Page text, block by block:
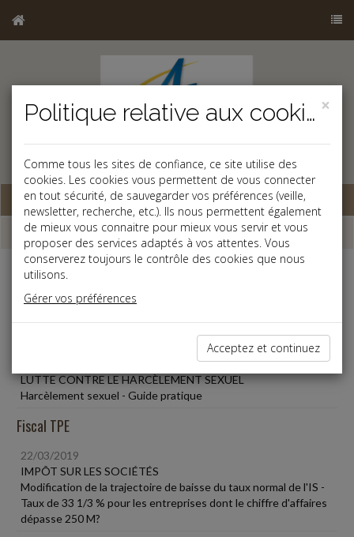
Base documentaire
Dépêches
Liste des dernières dépêches
LUTTE CONTRE LE HARCÈLEMENT SEXUEL
Harcèlement sexuel - Guide pratique
Fiscal TPE
22/03/2019
IMPÔT SUR LES SOCIÉTÉS
Modification de la trajectoire de baisse du taux normal de l'IS -
Taux de 33 1/3 % pour les entreprises dont le chiffre d'affaires
dépasse 250 M?
×
Politique relative aux cookies
Comme tous les sites de confiance, ce site utilise des
cookies. Les cookies vous permettent de vous connecter
en tout sécurité, de sauvegarder vos préférences (veille,
newsletter, recherche, etc.). Ils nous permettent également
de mieux vous connaitre pour mieux vous servir et vous
proposer des services adaptés à vos attentes. Vous
conserverez toujours le contrôle des cookies que nous
utilisons.
Gérer vos préférences
Acceptez et continuez